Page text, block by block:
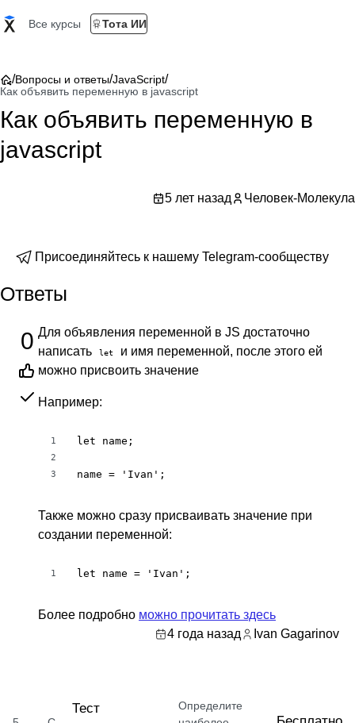
Все курсы Тота ИИ
/Вопросы и ответы/JavaScript/
Как объявить переменную в javascript
Как объявить переменную в
javascript
5 лет назад Человек-Молекула
Присоединяйтесь к нашему Telegram-сообществу
Ответы
0 Для объявления переменной в JS достаточно
написать
let
и имя переменной, после этого ей
можно присвоить значение
Например:
1
2
3
let name;
name = 'Ivan';
Также можно сразу присваивать значение при
создании переменной:
1 let name = 'Ivan';
Более подробно можно прочитать здесь
4 года назад
Ivan Gagarinov
Тест
Определите